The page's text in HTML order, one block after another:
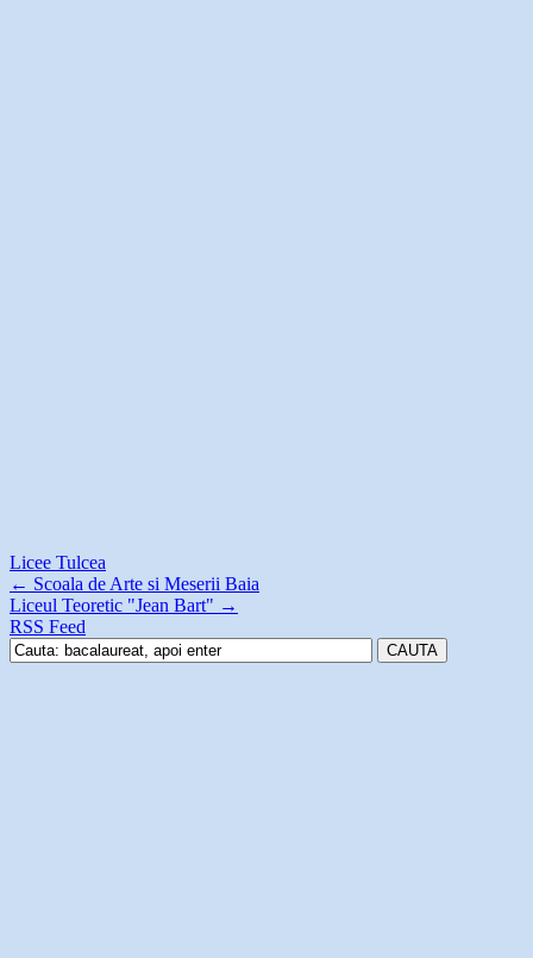
Licee Tulcea
← Scoala de Arte si Meserii Baia
Liceul Teoretic "Jean Bart" →
RSS Feed